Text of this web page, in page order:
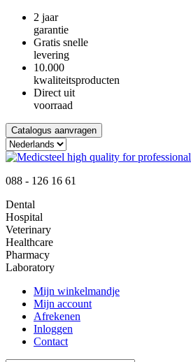
2 jaar
garantie
Gratis snelle
levering
10.000
kwaliteitsproducten
Direct uit
voorraad
Catalogus aanvragen
088 - 126 16 61
Dental
Hospital
Veterinary
Healthcare
Pharmacy
Laboratory
Mijn winkelmandje
Mijn account
Afrekenen
Inloggen
Contact